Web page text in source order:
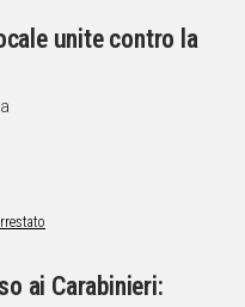
unite contro la
ai Carabinieri: